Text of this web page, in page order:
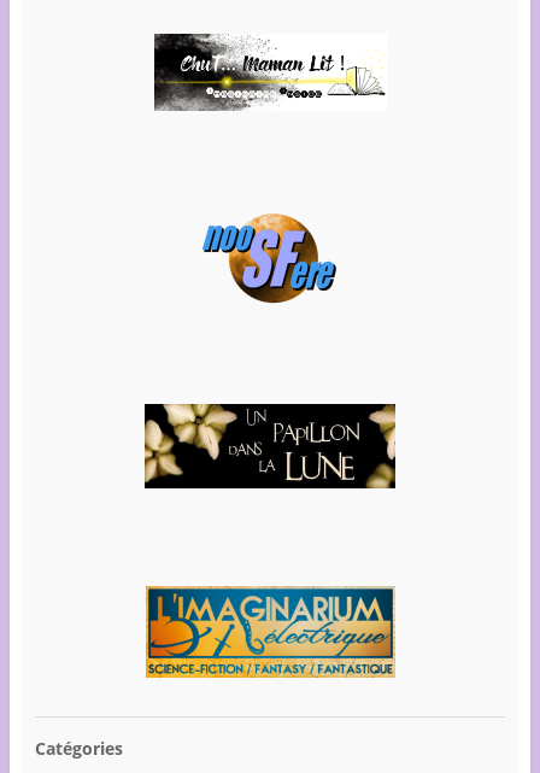
Catégories